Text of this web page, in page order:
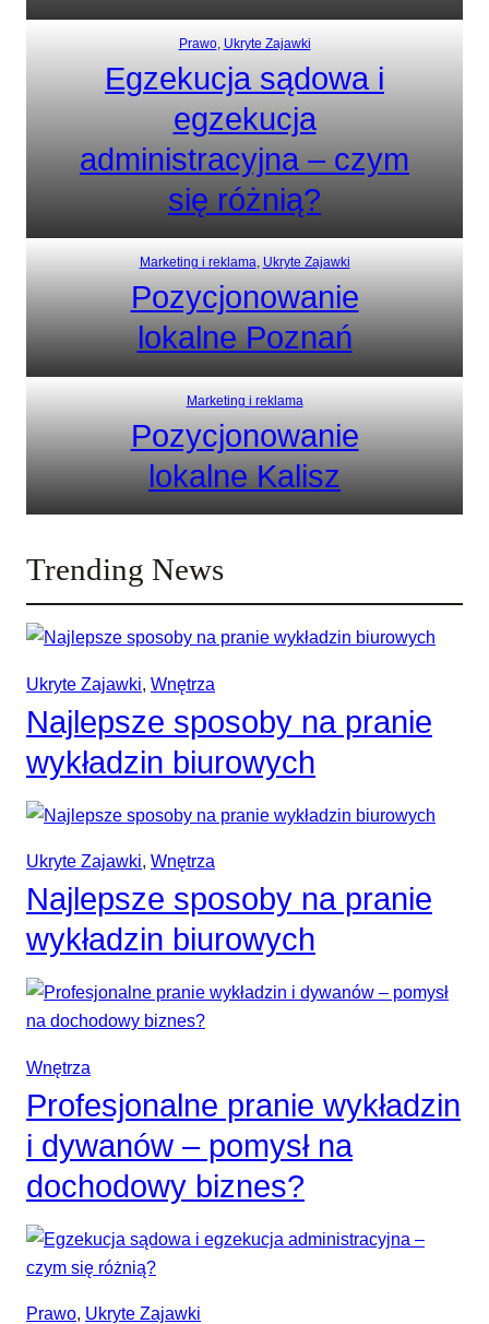
Prawo, Ukryte Zajawki
Egzekucja sądowa i
egzekucja
administracyjna – czym
się różnią?
Marketing i reklama, Ukryte Zajawki
Pozycjonowanie
lokalne Poznań
Marketing i reklama
Pozycjonowanie
lokalne Kalisz
Trending News
Ukryte Zajawki Wnętrza
Najlepsze sposoby na pranie
wykładzin biurowych
Ukryte Zajawki, Wnętrza
Najlepsze sposoby na pranie
wykładzin biurowych
Wnętrza
Profesjonalne pranie wykładzin
i dywanów – pomysł na
dochodowy biznes?
Prawo, Ukryte Zajawki